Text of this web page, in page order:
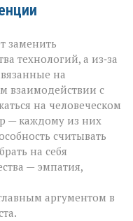
заменить
технологий, а из‑за
на
взаимодействии с
на человеческом
— каждому из них
считывать
на себя
— эмпатия,
аргументом в